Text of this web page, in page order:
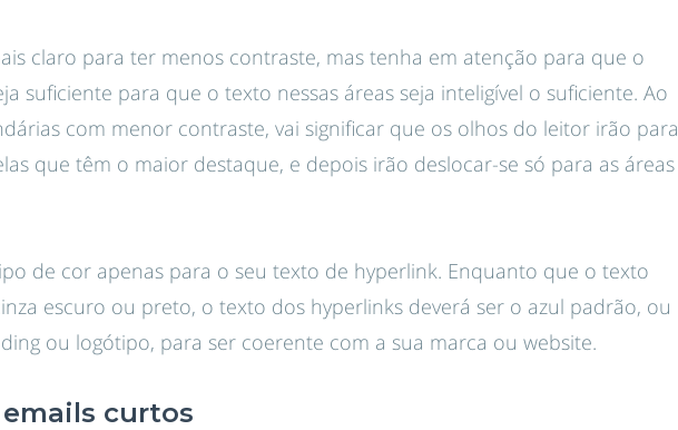
claro para ter menos contraste, mas tenha em atenção para que o
suficiente para que o texto nessas áreas seja inteligível o suficiente. Ao
com menor contraste, vai significar que os olhos do leitor irão para
que têm o maior destaque, e depois irão deslocar-se só para as áreas
de cor apenas para o seu texto de hyperlink. Enquanto que o texto
escuro ou preto, o texto dos hyperlinks deverá ser o azul padrão, ou
ou logótipo, para ser coerente com a sua marca ou website.
curtos